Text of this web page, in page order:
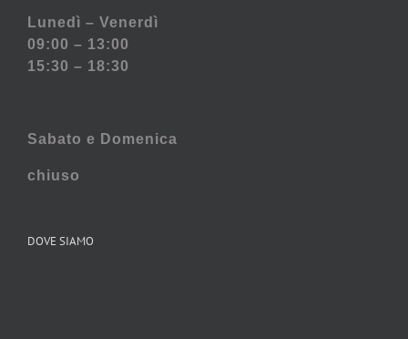
Lunedì – Venerdì
09:00 – 13:00
15:30 – 18:30
Sabato e Domenica
chiuso
DOVE SIAMO